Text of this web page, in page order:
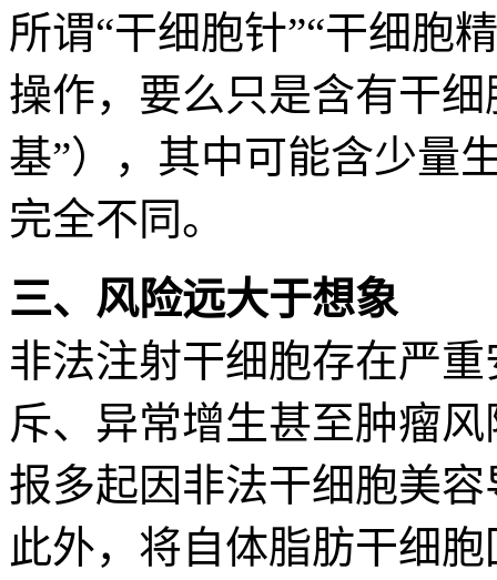
所谓“干细胞针”“干细胞
操作，要么只是含有干
基”），其中可能含少量
完全不同。
三、风险远大于想象
非法注射干细胞存在严
斥、异常增生甚至肿瘤
报多起因非法干细胞美
此外，将自体脂肪干细